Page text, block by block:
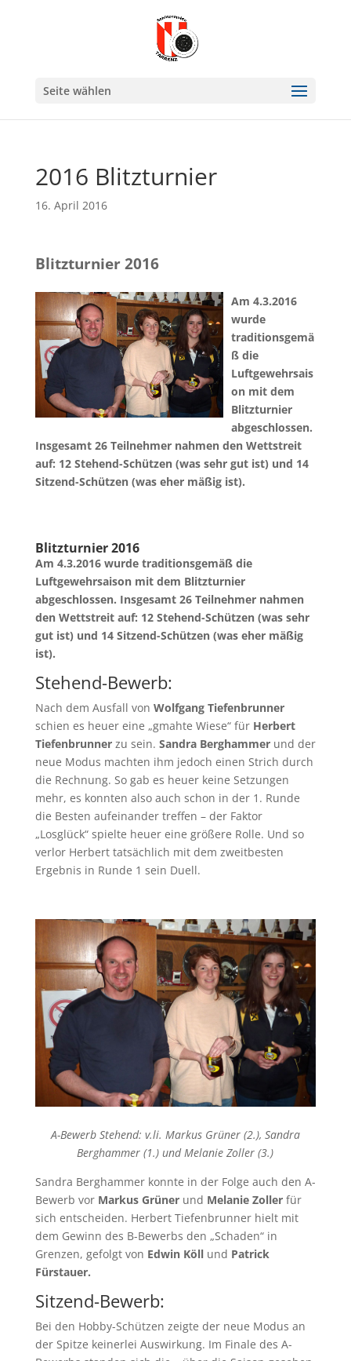
Seite wählen
2016 Blitzturnier
16. April 2016
Blitzturnier 2016
Am 4.3.2016
wurde
traditionsgemä
ß die
Luftgewehrsais
on mit dem
Blitzturnier
abgeschlossen.
Insgesamt 26 Teilnehmer nahmen den Wettstreit
auf: 12 Stehend-Schützen (was sehr gut ist) und 14
Sitzend-Schützen (was eher mäßig ist).
Blitzturnier 2016
Am 4.3.2016 wurde traditionsgemäß die
Luftgewehrsaison mit dem Blitzturnier
abgeschlossen. Insgesamt 26 Teilnehmer nahmen
den Wettstreit auf: 12 Stehend-Schützen (was sehr
gut ist) und 14 Sitzend-Schützen (was eher mäßig
ist).
Stehend-Bewerb:
Nach dem Ausfall von Wolfgang Tiefenbrunner
schien es heuer eine „gmahte Wiese“ für Herbert
Tiefenbrunnerzu sein. Sandra Berghammerund der
neue Modus machten ihm jedoch einen Strich durch
die Rechnung. So gab es heuer keine Setzungen
mehr, es konnten also auch schon in der 1. Runde
die Besten aufeinander treffen – der Faktor
„Losglück“ spielte heuer eine größere Rolle. Und so
verlor Herbert tatsächlich mit dem zweitbesten
Ergebnis in Runde 1 sein Duell.
A-Bewerb Stehend: v.li. Markus Grüner (2.), Sandra
Berghammer (1.) und Melanie Zoller (3.)
Sandra Berghammer konnte in der Folge auch den A-
Bewerb vor Markus Grüner und Melanie Zollerfür
sich entscheiden. Herbert Tiefenbrunner hielt mit
dem Gewinn des B-Bewerbs den „Schaden“ in
Grenzen, gefolgt von Edwin Köll und Patrick
Fürstauer.
Sitzend-Bewerb:
Bei den Hobby-Schützen zeigte der neue Modus an
der Spitze keinerlei Auswirkung. Im Finale des A-